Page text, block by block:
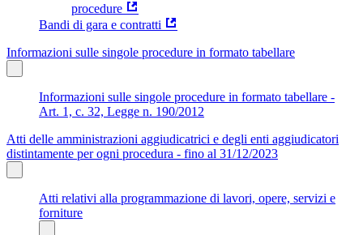
procedure
Bandi di gara e contratti
Informazioni sulle singole procedure in formato tabellare
Informazioni sulle singole procedure in formato tabellare -
Art. 1, c. 32, Legge n. 190/2012
Atti delle amministrazioni aggiudicatrici e degli enti aggiudicatori
distintamente per ogni procedura - fino al 31/12/2023
Atti relativi alla programmazione di lavori, opere, servizi e
forniture